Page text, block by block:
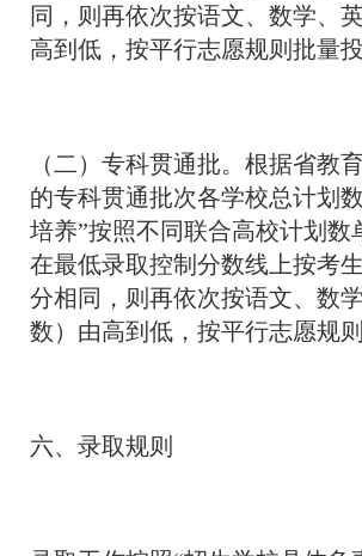
同，则再依次按语文、数学、
高到低，按平行志愿规则批量投
（二）专科贯通批。根据省教
的专科贯通批次各学校总计划
培养”按照不同联合高校计划数
在最低录取控制分数线上按考
分相同，则再依次按语文、数
数）由高到低，按平行志愿规则
六、录取规则